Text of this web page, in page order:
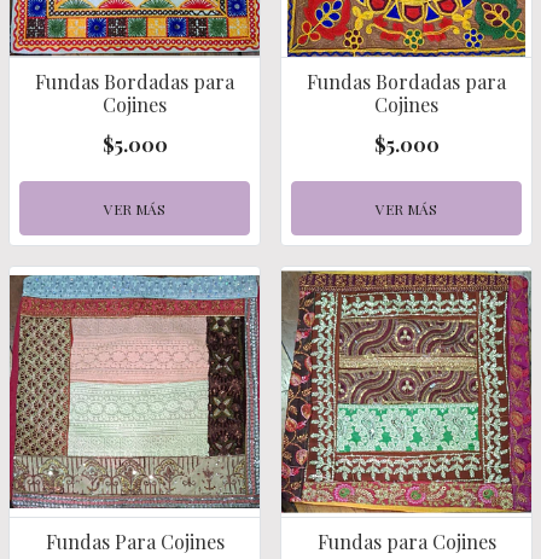
Fundas Bordadas para
Cojines
$5.000
VER MÁS
Fundas Bordadas para
Cojines
$5.000
VER MÁS
Fundas Para Cojines Fundas para Cojines